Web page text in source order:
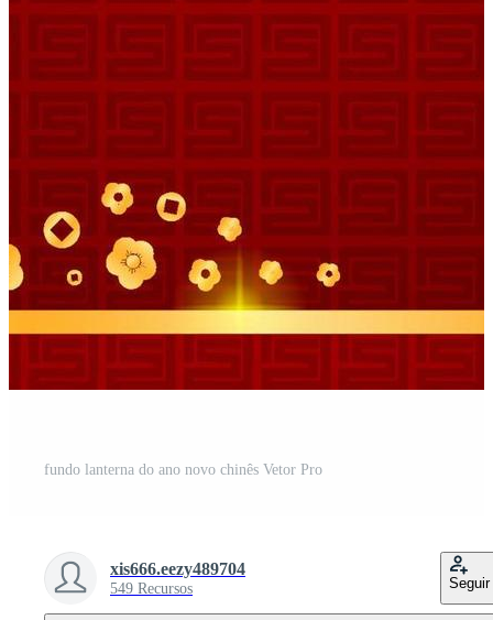
fundo lanterna do ano novo chinês Vetor Pro
xis666.eezy489704
549 Recursos Seguir